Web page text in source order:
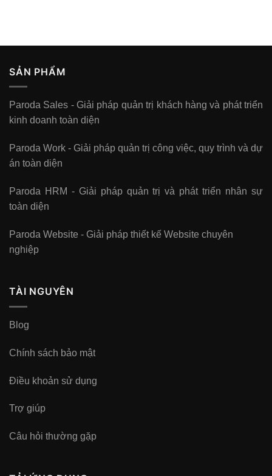
SẢN PHẨM
Paroda Sales - Giải pháp quản trị khách hàng và phát triển
kinh doanh toàn diện
Paroda Work - Giải pháp quản trị công việc, quy trình và dự
án toàn diện
Paroda HRM - Giải pháp quản trị và phát triển nhân sự
toàn diện
Paroda Website - Giải pháp thiết kế Website chuyên
nghiệp
TÀI NGUYÊN
Blog
Chính sách bảo mật
Điều khoản sử dụng
Trợ giúp
Câu hỏi thường gặp